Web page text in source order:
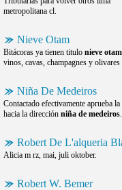
metropolitana cl.
Nieve Otam
Bitácoras ya tienen titulo nieve otam
vinos, cavas, champagnes y olivares
Niña De Medeiros
Contactado efectivamente aprueba
hacia la dirección niña de medeiros.
Robert De L'alqueria
Alicia m rz, mai, juli oktober.
Robert W. Bemer